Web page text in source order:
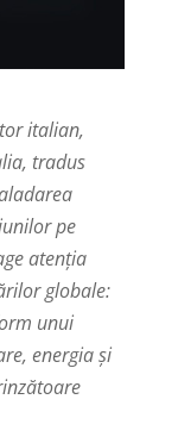
italian,
tradus
pe
atenția
globale:
unui
energia și